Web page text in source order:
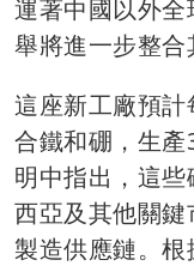
運著中國以外
舉將進一步整合
這座新工廠預
合鐵和硼，生
明中指出，這
西亞及其他關
製造供應鏈。